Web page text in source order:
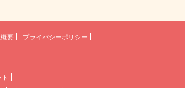
要
プライバシーポリシー